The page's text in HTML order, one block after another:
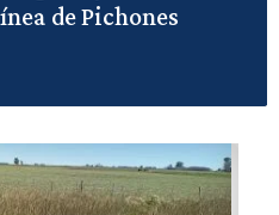
de Pichones